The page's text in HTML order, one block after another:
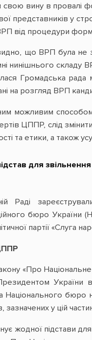
вину в провалі
представників у
від процедури
що ВРП була не
нинішнього складу
Громадська рада
на розгляд ВРП
можливим
ЦППР, слід
та етики, а також
для
Раді
бюро України
партії «Слуга
«Про
України
Національного бюро
зазначених у цій
жодної підстави